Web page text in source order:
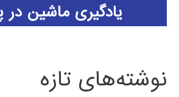
یادگیری ماشین در
نوشته‌های تازه